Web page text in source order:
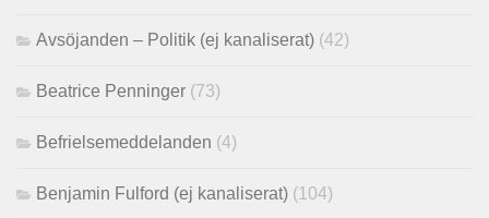
Avsöjanden – Politik (ej kanaliserat) (42)
Beatrice Penninger (73)
Befrielsemeddelanden (4)
Benjamin Fulford (ej kanaliserat) (104)